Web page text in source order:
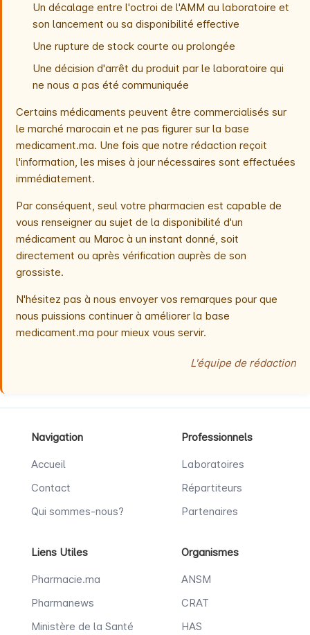
Un décalage entre l'octroi de l'AMM au laboratoire et
son lancement ou sa disponibilité effective
Une rupture de stock courte ou prolongée
Une décision d'arrêt du produit par le laboratoire qui
ne nous a pas été communiquée
Certains médicaments peuvent être commercialisés sur
le marché marocain et ne pas figurer sur la base
medicament.ma. Une fois que notre rédaction reçoit
l'information, les mises à jour nécessaires sont effectuées
immédiatement.
Par conséquent, seul votre pharmacien est capable de
vous renseigner au sujet de la disponibilité d'un
médicament au Maroc à un instant donné, soit
directement ou après vérification auprès de son
grossiste.
N'hésitez pas à nous envoyer vos remarques pour que
nous puissions continuer à améliorer la base
medicament.ma pour mieux vous servir.
L'équipe de rédaction
Navigation
Accueil
Contact
Qui sommes-nous?
Professionnels
Laboratoires
Répartiteurs
Partenaires
Liens Utiles
Pharmacie.ma
Pharmanews
Ministère de la Santé
Organismes
ANSM
CRAT
HAS